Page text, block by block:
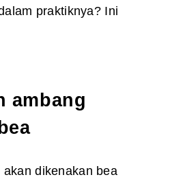
praktiknya? Ini
ambang
dikenakan bea